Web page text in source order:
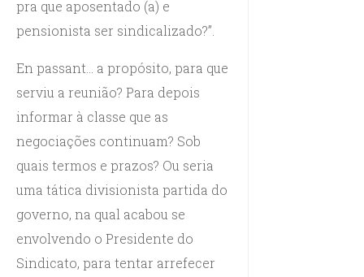
pra que aposentado (a) e
pensionista ser sindicalizado?”.
En passant... a propósito, para que
serviu a reunião? Para depois
informar à classe que as
negociações continuam? Sob
quais termos e prazos? Ou seria
uma tática divisionista partida do
governo, na qual acabou se
envolvendo o Presidente do
Sindicato, para tentar arrefecer